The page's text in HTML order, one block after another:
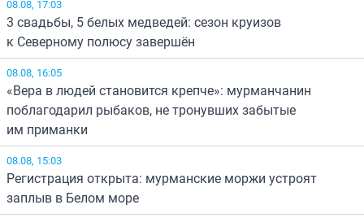
08.08, 17:03
3 свадьбы, 5 белых медведей: сезон круизов
к Северному полюсу завершён
08.08, 16:05
«Вера в людей становится крепче»: мурманчанин
поблагодарил рыбаков, не тронувших забытые
им приманки
08.08, 15:03
Регистрация открыта: мурманские моржи устроят
заплыв в Белом море